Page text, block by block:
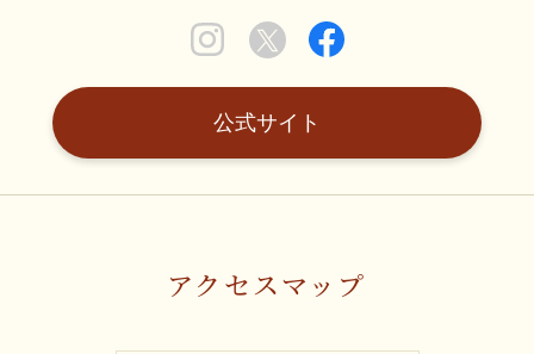
公式サイト
アクセスマップ